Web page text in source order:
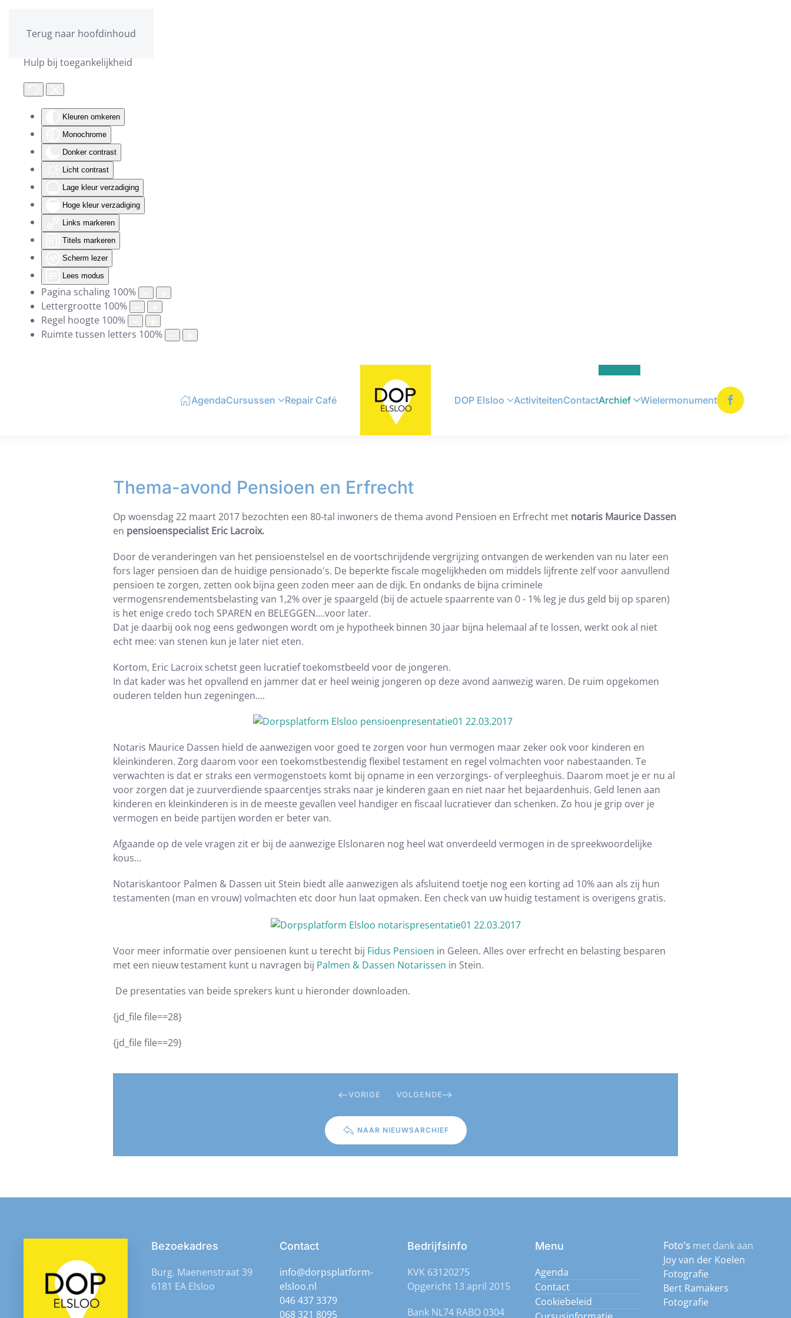
Hulp bij toegankelijkheid
Kleuren omkeren
Monochrome
Donker contrast
Licht contrast
Lage kleur verzadiging
Hoge kleur verzadiging
Links markeren
Titels markeren
Scherm lezer
Lees modus
Pagina schaling 100%
Lettergrootte 100%
Regel hoogte 100%
Ruimte tussen letters 100%
Terug naar hoofdinhoud
AgendaCursussen Repair Café DOP Elsloo ActiviteitenContactArchief Wielermonument
Thema-avond Pensioen en Erfrecht
Op woensdag 22 maart 2017 bezochten een 80-tal inwoners de thema avond Pensioen en Erfrecht met notaris Maurice Dassen
en pensioenspecialist Eric Lacroix.
Door de veranderingen van het pensioenstelsel en de voortschrijdende vergrijzing ontvangen de werkenden van nu later een
fors lager pensioen dan de huidige pensionado's. De beperkte fiscale mogelijkheden om middels lijfrente zelf voor aanvullend
pensioen te zorgen, zetten ook bijna geen zoden meer aan de dijk. En ondanks de bijna criminele
vermogensrendementsbelasting van 1,2% over je spaargeld (bij de actuele spaarrente van 0 - 1% leg je dus geld bij op sparen)
is het enige credo toch SPAREN en BELEGGEN....voor later.
Dat je daarbij ook nog eens gedwongen wordt om je hypotheek binnen 30 jaar bijna helemaal af te lossen, werkt ook al niet
echt mee: van stenen kun je later niet eten.
Kortom, Eric Lacroix schetst geen lucratief toekomstbeeld voor de jongeren.
In dat kader was het opvallend en jammer dat er heel weinig jongeren op deze avond aanwezig waren. De ruim opgekomen
ouderen telden hun zegeningen....
Notaris Maurice Dassen hield de aanwezigen voor goed te zorgen voor hun vermogen maar zeker ook voor kinderen en
kleinkinderen. Zorg daarom voor een toekomstbestendig flexibel testament en regel volmachten voor nabestaanden. Te
verwachten is dat er straks een vermogenstoets komt bij opname in een verzorgings- of verpleeghuis. Daarom moet je er nu al
voor zorgen dat je zuurverdiende spaarcentjes straks naar je kinderen gaan en niet naar het bejaardenhuis. Geld lenen aan
kinderen en kleinkinderen is in de meeste gevallen veel handiger en fiscaal lucratiever dan schenken. Zo hou je grip over je
vermogen en beide partijen worden er beter van.
Afgaande op de vele vragen zit er bij de aanwezige Elslonaren nog heel wat onverdeeld vermogen in de spreekwoordelijke
kous...
Notariskantoor Palmen & Dassen uit Stein biedt alle aanwezigen als afsluitend toetje nog een korting ad 10% aan als zij hun
testamenten (man en vrouw) volmachten etc door hun laat opmaken. Een check van uw huidig testament is overigens gratis.
Voor meer informatie over pensioenen kunt u terecht bij Fidus Pensioen in Geleen. Alles over erfrecht en belasting besparen
met een nieuw testament kunt u navragen bij Palmen & Dassen Notarissen in Stein.
De presentaties van beide sprekers kunt u hieronder downloaden.
{jd_file file==28}
{jd_file file==29}
VORIGE VOLGENDE
NAAR NIEUWSARCHIEF
Bezoekadres
Burg. Maenenstraat 39
6181 EA Elsloo
Contact
info@dorpsplatform-
elsloo.nl
046 437 3379
068 321 8095
Bedrijfsinfo
KVK 63120275
Opgericht 13 april 2015
Bank NL74 RABO 0304
Menu
Agenda
Contact
Cookiebeleid
Foto's met dank aan
Joy van der Koelen
Fotografie
Bert Ramakers
Fotografie